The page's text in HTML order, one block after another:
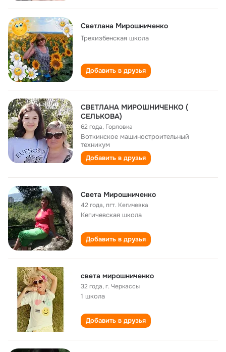
Светлана Мирошниченко
Трехизбенская школа
Добавить в друзья
СВЕТЛАНА МИРОШНИЧЕНКО (
СЕЛЬКОВА)
62 года, Горловка
Воткинское машиностроительный
техникум
Добавить в друзья
Света Мирошниченко
42 года,пгт. Кегичевка
Кегичевская школа
Добавить в друзья
света мирошниченко
32 года,г. Черкассы
1 школа
Добавить в друзья